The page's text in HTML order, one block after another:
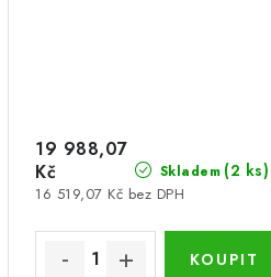
Skladem (2 ks)
16 519,07 Kč bez DPH
19 988,07
Kč